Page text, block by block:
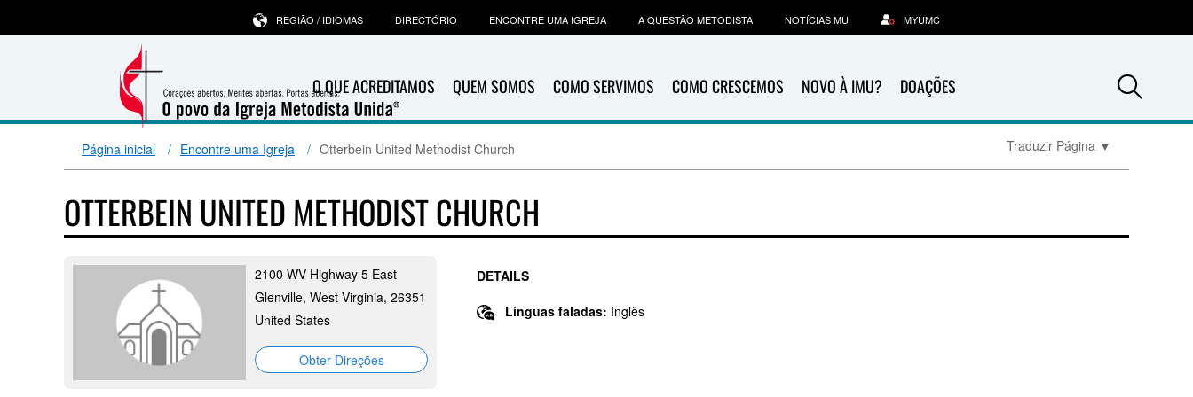
O QUE ACREDITAMOS QUEM SOMOS COMO SERVIMOS COMO CRESCEMOS NOVO À IMU? DOAÇÕES
REGIÃO / IDIOMAS DIRECTÓRIO ENCONTRE UMA IGREJA A QUESTÃO METODISTA NOTÍCIAS MU MYUMC
Página inicial Encontre uma Igreja Otterbein United Methodist Church Traduzir Página ▼
OTTERBEIN UNITED METHODIST CHURCH
2100 WV Highway 5 East
Glenville, West Virginia, 26351
United States
Obter Direções
DETAILS
Línguas faladas: Inglês